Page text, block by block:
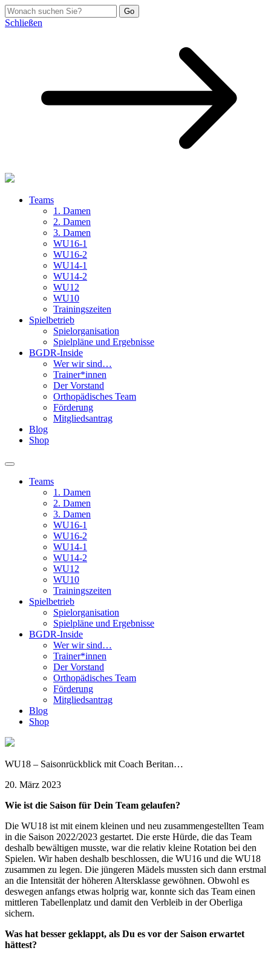
Schließen
Teams
1. Damen
2. Damen
3. Damen
WU16-1
WU16-2
WU14-1
WU14-2
WU12
WU10
Trainingszeiten
Spielbetrieb
Spielorganisation
Spielpläne und Ergebnisse
BGDR-Inside
Wer wir sind…
Trainer*innen
Der Vorstand
Orthopädisches Team
Förderung
Mitgliedsantrag
Blog
Shop
Teams
1. Damen
2. Damen
3. Damen
WU16-1
WU16-2
WU14-1
WU14-2
WU12
WU10
Trainingszeiten
Spielbetrieb
Spielorganisation
Spielpläne und Ergebnisse
BGDR-Inside
Wer wir sind…
Trainer*innen
Der Vorstand
Orthopädisches Team
Förderung
Mitgliedsantrag
Blog
Shop
WU18 – Saisonrückblick mit Coach Beritan…
20. März 2023
Wie ist die Saison für Dein Team gelaufen?
Die WU18 ist mit einem kleinen und neu zusammengestellten Team
in die Saison 2022/2023 gestartet. Die erste Hürde, die das Team
deshalb bewältigen musste, war die relativ kleine Rotation bei den
Spielen. Wir haben deshalb beschlossen, die WU16 und die WU18
zusammen zu legen. Die jüngeren Mädels mussten sich dann erstmal
an die Intensität der höheren Altersklasse gewöhnen. Obwohl es
deswegen anfangs etwas holprig war, konnte sich das Team einen
mittleren Tabellenplatz und damit den Verbleib in der Oberliga
sichern.
Was hat besser geklappt, als Du es vor der Saison erwartet
hättest?